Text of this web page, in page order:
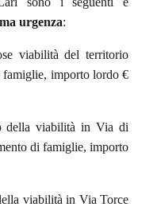
urgenza:
viabilità del territorio
famiglie, importo lordo €
della viabilità in Via di
di famiglie, importo
viabilità in Via Torce